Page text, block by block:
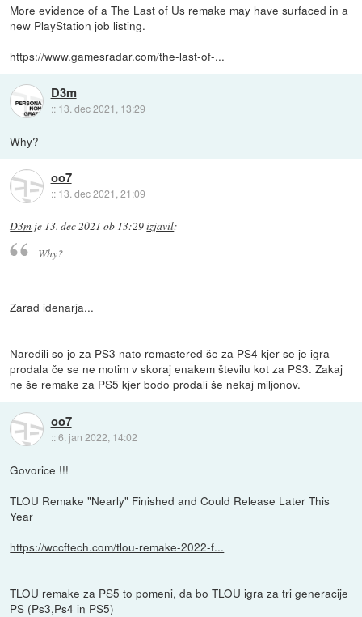
More evidence of a The Last of Us remake may have surfaced in a
new PlayStation job listing.
https://www.gamesradar.com/the-last-of-...
D3m
:: 13. dec 2021, 13:29
Why?
oo7
:: 13. dec 2021, 21:09
D3m je 13. dec 2021 ob 13:29izjavil:
Why?
Zarad idenarja...
Naredili so jo za PS3 nato remastered še za PS4 kjer se je igra
prodala če se ne motim v skoraj enakem številu kot za PS3. Zakaj
ne še remake za PS5 kjer bodo prodali še nekaj miljonov.
oo7
::6. jan 2022, 14:02
Govorice !!!
TLOU Remake "Nearly" Finished and Could Release Later This
Year
https://wccftech.com/tlou-remake-2022-f...
TLOU remake za PS5 to pomeni, da bo TLOU igra za tri generacije
PS (Ps3,Ps4 in PS5)